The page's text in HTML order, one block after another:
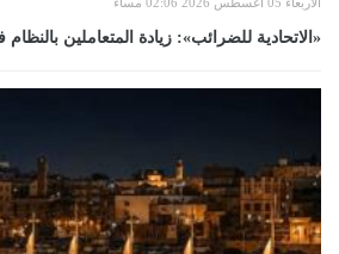
«الاتحادية للضرائب»: زيادة المتعاملين